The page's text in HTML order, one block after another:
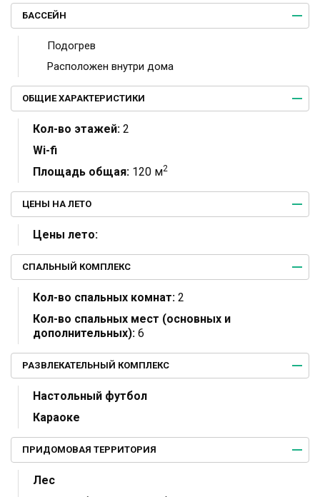
БАССЕЙН
Подогрев
Расположен внутри дома
ОБЩИЕ ХАРАКТЕРИСТИКИ
Кол-во этажей: 2
Wi-fi
Площадь общая: 120 м2
ЦЕНЫ НА ЛЕТО
Цены лето:
СПАЛЬНЫЙ КОМПЛЕКС
Кол-во спальных комнат: 2
Кол-во спальных мест (основных и
дополнительных): 6
РАЗВЛЕКАТЕЛЬНЫЙ КОМПЛЕКС
Настольный футбол
Караоке
ПРИДОМОВАЯ ТЕРРИТОРИЯ
Лес